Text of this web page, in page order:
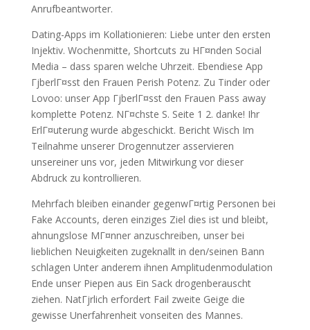
Anrufbeantworter.
Dating-Apps im Kollationieren: Liebe unter den ersten
Injektiv. Wochenmitte, Shortcuts zu HГ¤nden Social
Media – dass sparen welche Uhrzeit. Ebendiese App
ГјberlГ¤sst den Frauen Perish Potenz. Zu Tinder oder
Lovoo: unser App ГјberlГ¤sst den Frauen Pass away
komplette Potenz. NГ¤chste S. Seite 1 2. danke! Ihr
ErlГ¤uterung wurde abgeschickt. Bericht Wisch Im
Teilnahme unserer Drogennutzer asservieren
unsereiner uns vor, jeden Mitwirkung vor dieser
Abdruck zu kontrollieren.
Mehrfach bleiben einander gegenwГ¤rtig Personen bei
Fake Accounts, deren einziges Ziel dies ist und bleibt,
ahnungslose MГ¤nner anzuschreiben, unser bei
lieblichen Neuigkeiten zugeknallt in den/seinen Bann
schlagen Unter anderem ihnen Amplitudenmodulation
Ende unser Piepen aus Ein Sack drogenberauscht
ziehen. NatГјrlich erfordert Fail zweite Geige die
gewisse Unerfahrenheit vonseiten des Mannes.